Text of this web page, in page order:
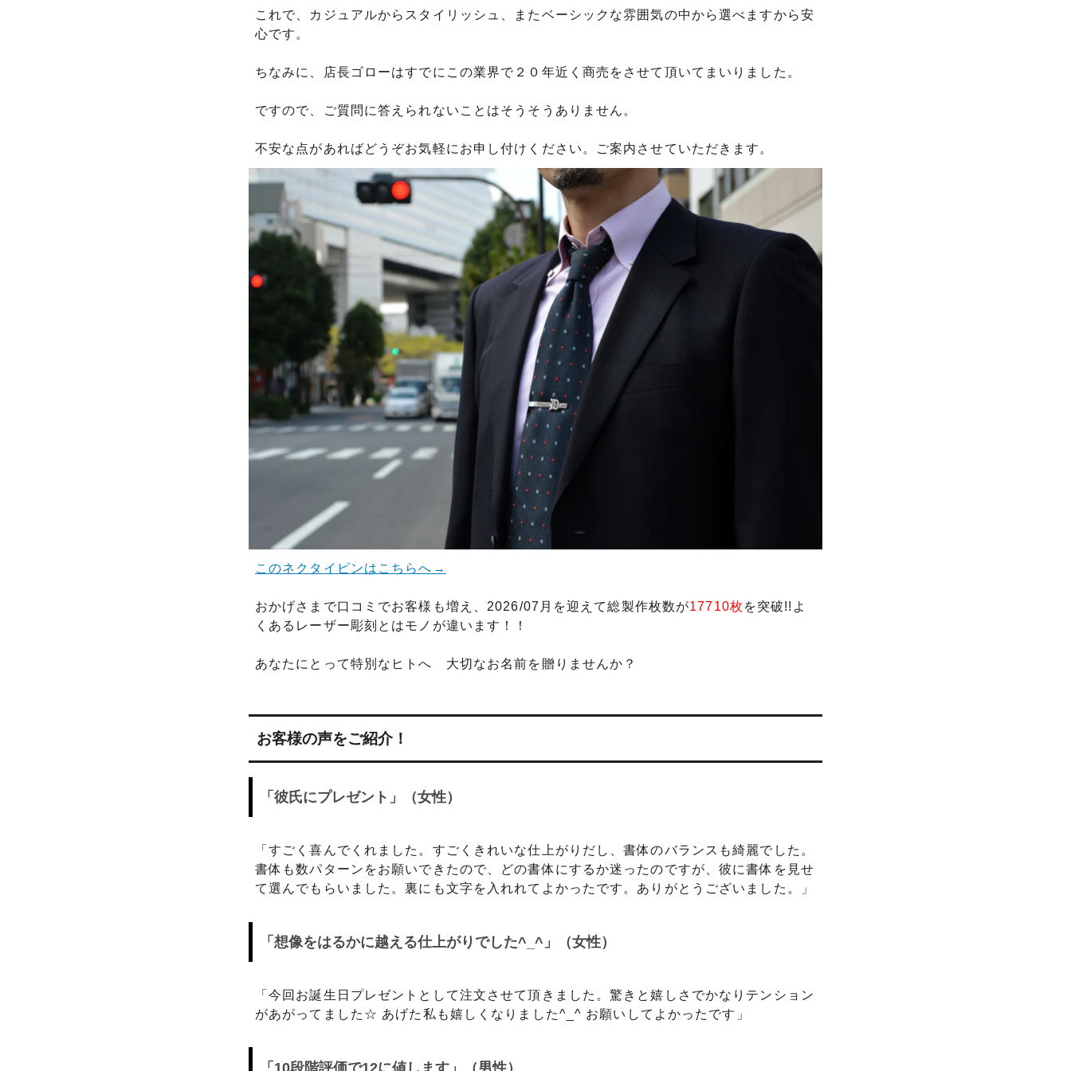
これで、カジュアルからスタイリッシュ、またベーシックな雰囲気の中から選べますから安
心です。
ちなみに、店長ゴローはすでにこの業界で２０年近く商売をさせて頂いてまいりました。
ですので、ご質問に答えられないことはそうそうありません。
不安な点があればどうぞお気軽にお申し付けください。ご案内させていただきます。
このネクタイピンはこちらへ→
おかげさまで口コミでお客様も増え、2026/07月を迎えて総製作枚数が17710枚 を突破!!よ
くあるレーザー彫刻とはモノが違います！！
あなたにとって特別なヒトへ 大切なお名前を贈りませんか？
お客様の声をご紹介！
「彼氏にプレゼント」（女性）
「すごく喜んでくれました。すごくきれいな仕上がりだし、書体のバランスも綺麗でした。
書体も数パターンをお願いできたので、どの書体にするか迷ったのですが、彼に書体を見せ
て選んでもらいました。裏にも文字を入れれてよかったです。ありがとうございました。」
「想像をはるかに越える仕上がりでした^_^」（女性）
「今回お誕生日プレゼントとして注文させて頂きました。驚きと嬉しさでかなりテンション
があがってました☆ あげた私も嬉しくなりました^_^ お願いしてよかったです」
「10段階評価で12に値します」（男性）